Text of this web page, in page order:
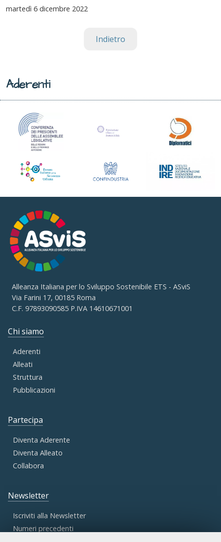
martedì 6 dicembre 2022
Indietro
Aderenti
Alleanza Italiana per lo Sviluppo Sostenibile ETS - ASviS
Via Farini 17, 00185 Roma
C.F. 97893090585 P.IVA 14610671001
Chi siamo
Aderenti
Alleati
Struttura
Pubblicazioni
Partecipa
Diventa Aderente
Diventa Alleato
Collabora
Newsletter
Iscriviti alla Newsletter
Numeri precedenti